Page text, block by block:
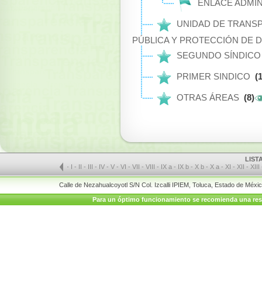
ENLACE
UNIDAD DE
PÚBLICA Y PROTECCIÓN DE
SEGUNDO
PRIMER SINDICO
OTRAS ÁREAS (8)
- I- II- III- IV-V-VI-VII-VIII- IX a - IX b - X b - X a - XI- XII- XIII
Calle de Nezahualcoyotl S/N Col. Izcalli IPIEM, Toluca, Estado de
Para un óptimo funcionamiento se recomienda una